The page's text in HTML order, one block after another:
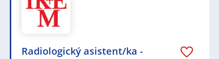
Radiologický asistent/ka -